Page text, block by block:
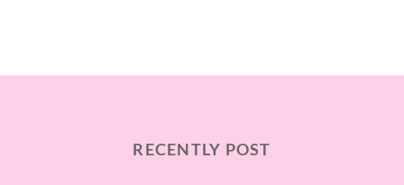
RECENTLY POST